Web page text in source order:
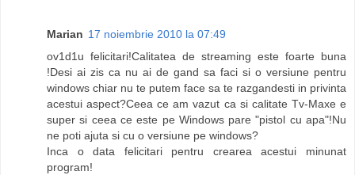
Marian 17 noiembrie 2010 la 07:49
ov1d1u felicitari!Calitatea de streaming este foarte buna
!Desi ai zis ca nu ai de gand sa faci si o versiune pentru
windows chiar nu te putem face sa te razgandesti in privinta
acestui aspect?Ceea ce am vazut ca si calitate Tv-Maxe e
super si ceea ce este pe Windows pare "pistol cu apa"!Nu
ne poti ajuta si cu o versiune pe windows?
Inca o data felicitari pentru crearea acestui minunat
program!